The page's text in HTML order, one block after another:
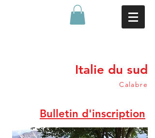
Italie du sud
Calabre
Bulletin d'inscription